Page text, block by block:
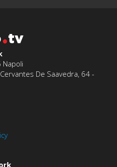
tv
Napoli
De Saavedra, 64 -